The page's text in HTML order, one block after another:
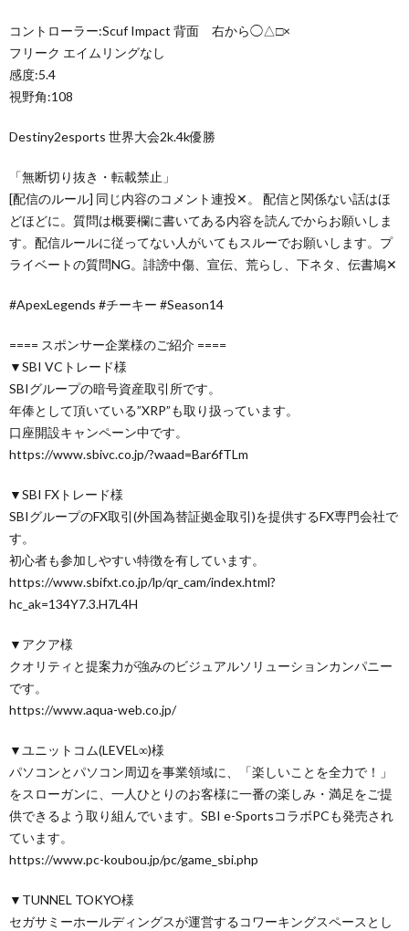
コントローラー:Scuf Impact 背面 右から◯△□×
フリーク エイムリングなし
感度:5.4
視野角:108
Destiny2esports 世界大会2k.4k優勝
「無断切り抜き・転載禁止」
[配信のルール] 同じ内容のコメント連投✕。 配信と関係ない話はほ
どほどに。質問は概要欄に書いてある内容を読んでからお願いしま
す。配信ルールに従ってない人がいてもスルーでお願いします。プ
ライベートの質問NG。誹謗中傷、宣伝、荒らし、下ネタ、伝書鳩✕
#ApexLegends #チーキー #Season14
==== スポンサー企業様のご紹介 ====
▼SBI VCトレード様
SBIグループの暗号資産取引所です。
年俸として頂いている”XRP”も取り扱っています。
口座開設キャンペーン中です。
https://www.sbivc.co.jp/?waad=Bar6fTLm
▼SBI FXトレード様
SBIグループのFX取引(外国為替証拠金取引)を提供するFX専門会社で
す。
初心者も参加しやすい特徴を有しています。
https://www.sbifxt.co.jp/lp/qr_cam/index.html?
hc_ak=134Y7.3.H7L4H
▼アクア様
クオリティと提案力が強みのビジュアルソリューションカンパニー
です。
https://www.aqua-web.co.jp/
▼ユニットコム(LEVEL∞)様
パソコンとパソコン周辺を事業領域に、「楽しいことを全力で！」
をスローガンに、一人ひとりのお客様に一番の楽しみ・満足をご提
供できるよう取り組んでいます。SBI e-SportsコラボPCも発売され
ています。
https://www.pc-koubou.jp/pc/game_sbi.php
▼TUNNEL TOKYO様
セガサミーホールディングスが運営するコワーキングスペースとし